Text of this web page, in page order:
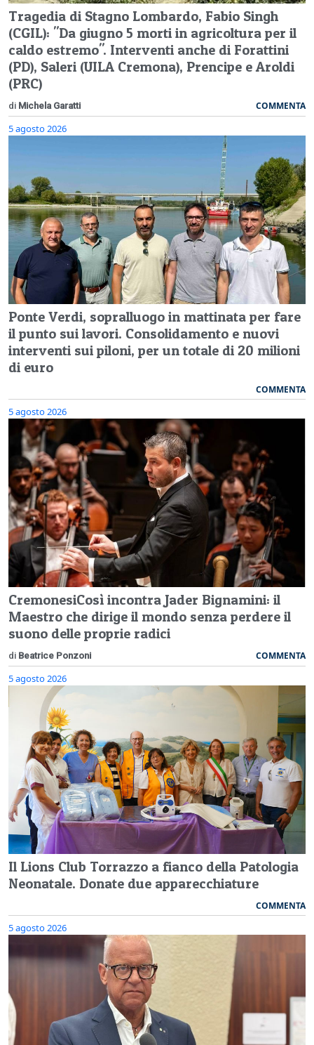
Tragedia di Stagno Lombardo, Fabio Singh
(CGIL): "Da giugno 5 morti in agricoltura per il
caldo estremo". Interventi anche di Forattini
(PD), Saleri (UILA Cremona), Prencipe e Aroldi
(PRC)
di Michela Garatti COMMENTA
5 agosto 2026
Ponte Verdi, sopralluogo in mattinata per fare
il punto sui lavori. Consolidamento e nuovi
interventi sui piloni, per un totale di 20 milioni
di euro
COMMENTA
5 agosto 2026
CremonesiCosì incontra Jader Bignamini: il
Maestro che dirige il mondo senza perdere il
suono delle proprie radici
di Beatrice Ponzoni COMMENTA
5 agosto 2026
Il Lions Club Torrazzo a fianco della Patologia
Neonatale. Donate due apparecchiature
COMMENTA
5 agosto 2026